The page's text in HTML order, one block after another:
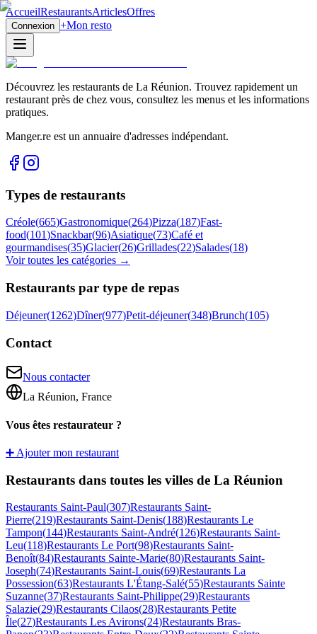
AccueilRestaurantsArticlesOffres
Connexion +Mon resto
Découvrez les restaurants de La Réunion. Trouvez rapidement un
restaurant près de chez vous, consultez les menus et les informations
pratiques.
Manger.re est un annuaire d'adresses indépendant.
Types de restaurants
Créole(665)Gastronomique(264)Pizza(187)Fast-
food(101)Snackbar(96)Asiatique(73)Café et
gourmandises(35)Glacier(26)Grillades(22)Salades(18)
Voir toutes les catégories →
Restaurants par type de repas
Déjeuner(1262)Dîner(977)Petit-déjeuner(348)Brunch(105)
Contact
Nous contacter
La Réunion, France
Vous êtes restaurateur ?
➕ Ajouter mon restaurant
Restaurants dans toutes les villes de La Réunion
Restaurants Saint-Paul(307)Restaurants Saint-
Pierre(219)Restaurants Saint-Denis(188)Restaurants Le
Tampon(144)Restaurants Saint-André(126)Restaurants Saint-
Leu(118)Restaurants Le Port(98)Restaurants Saint-
Benoît(84)Restaurants Sainte-Marie(80)Restaurants Saint-
Joseph(74)Restaurants Saint-Louis(69)Restaurants La
Possession(63)Restaurants L'Étang-Salé(55)Restaurants Sainte
Suzanne(37)Restaurants Saint-Philippe(29)Restaurants
Salazie(29)Restaurants Cilaos(28)Restaurants Petite
Île(27)Restaurants Les Avirons(24)Restaurants Bras-